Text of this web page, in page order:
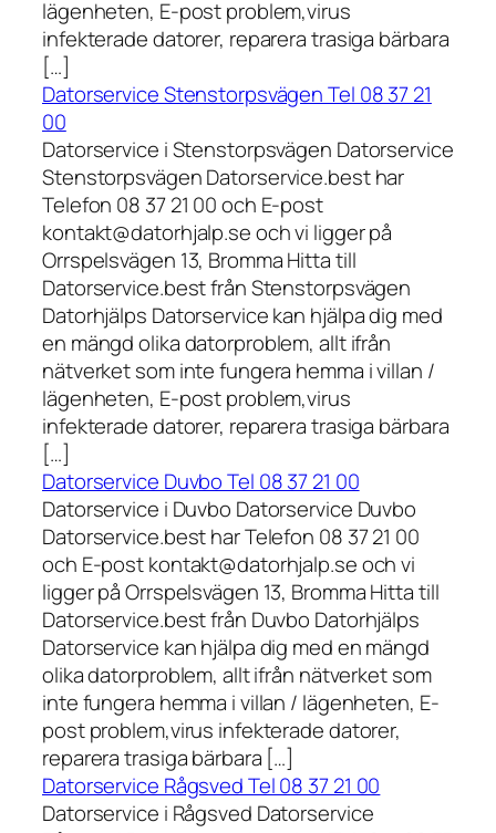
lägenheten, E-post problem,virus
infekterade datorer, reparera trasiga bärbara
[…]
Datorservice Stenstorpsvägen Tel 08 37 21
00
Datorservice i Stenstorpsvägen Datorservice
Stenstorpsvägen Datorservice.best har
Telefon 08 37 21 00 och E-post
kontakt@datorhjalp.se och vi ligger på
Orrspelsvägen 13, Bromma Hitta till
Datorservice.best från Stenstorpsvägen
Datorhjälps Datorservice kan hjälpa dig med
en mängd olika datorproblem, allt ifrån
nätverket som inte fungera hemma i villan /
lägenheten, E-post problem,virus
infekterade datorer, reparera trasiga bärbara
[…]
Datorservice Duvbo Tel 08 37 21 00
Datorservice i Duvbo Datorservice Duvbo
Datorservice.best har Telefon 08 37 21 00
och E-post kontakt@datorhjalp.se och vi
ligger på Orrspelsvägen 13, Bromma Hitta till
Datorservice.best från Duvbo Datorhjälps
Datorservice kan hjälpa dig med en mängd
olika datorproblem, allt ifrån nätverket som
inte fungera hemma i villan / lägenheten, E-
post problem,virus infekterade datorer,
reparera trasiga bärbara […]
Datorservice Rågsved Tel 08 37 21 00
Datorservice i Rågsved Datorservice